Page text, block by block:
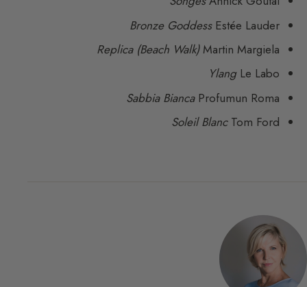
Bronze GoddessEstée Lauder
Replica (Beach Walk)Martin Margiela
YlangLe Labo
Sabbia BiancaProfumun Roma
Soleil BlancTom Ford